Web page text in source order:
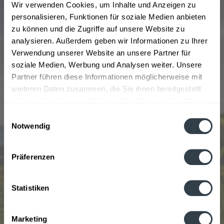
Wir verwenden Cookies, um Inhalte und Anzeigen zu
personalisieren, Funktionen für soziale Medien anbieten
zu können und die Zugriffe auf unsere Website zu
analysieren. Außerdem geben wir Informationen zu Ihrer
Verwendung unserer Website an unsere Partner für
soziale Medien, Werbung und Analysen weiter. Unsere
Partner führen diese Informationen möglicherweise mit
weiteren Daten zusammen, die Sie ihnen bereitgestellt
Notwendig
Präferenzen
Statistiken
Marketing
die seitdem charakteristische eckige Flasche aus
braunem Glas. Das Unternehmen Cointreau stellt drei
verschiedene Likör-Sorten her: Der klassische Triple sec
Cointreau, den Contreau Noir und den Contreau Blood
Orange. Alle drei Liköre sind in 0,7l Flaschen aus Glas
erhältlich. Dieser besondere Likör des Hauses Cointrau
kann ganz einfach online beim Getränkeservice bestellt
werden. Egal ob nach Hause oder ins Büro, die
Schleppen von dem Getränkelieferservice innerhalb
Münchens geliefert und das Leergut wird
Beliebtheit